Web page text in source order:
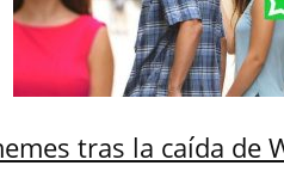
tras la caída de